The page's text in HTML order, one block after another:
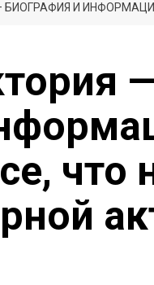
БИОГРАФИЯ И
что